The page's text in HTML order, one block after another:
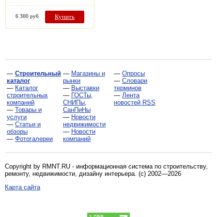
6 300 руб Купить
— Строительный
каталог
— Каталог
строительных
компаний
— Товары и
услуги
— Статьи и
обзоры
— Фотогалереи
— Магазины и
рынки
— Выставки
— ГОСТы,
СНИПы,
СанПиНы
— Новости
недвижимости
— Новости
компаний
— Опросы
— Словари
терминов
— Лента
новостей RSS
Copyright by RMNT.RU - информационная система по строительству,
ремонту, недвижимости, дизайну интерьера. (c) 2002—2026
Карта сайта